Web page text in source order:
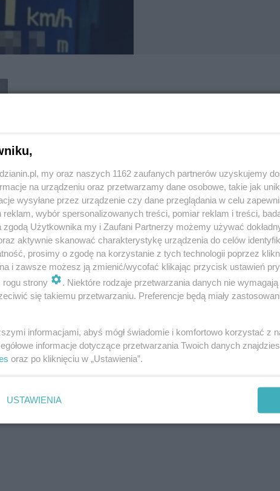
my oraz naszych 1162 zaufanych partnerów uzyskujemy
na urządzeniu oraz przetwarzamy dane osobowe, takie jak
wysyłane przez urządzenie czy dane przeglądania w celu
reklam, wybór spersonalizowanych treści, pomiar reklam i treści,
zgodą Użytkownika my i Zaufani Partnerzy możemy używać
aktywnie skanować charakterystykę urządzenia do celów
prosimy o zgodę na korzystanie z tych technologii poprzez
i zawsze możesz ją zmienić/wycofać klikając przycisk ustawień
rogu strony
. Niektóre rodzaje przetwarzania danych nie
się takiemu przetwarzaniu. Preferencje będą miały
informacjami, abyś mógł świadomie i komfortowo korzystać z
informacje dotyczące przetwarzania Twoich danych
oraz po kliknięciu w „Ustawienia”.
USTAWIENIA